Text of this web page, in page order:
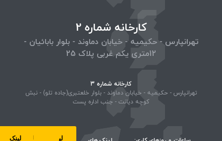
کارخانه شماره 2
تهرانپارس - حکیمیه - خیابان دماوند - بلوار بابائیان -
12متری یکم غربی پلاک 25
کارخانه شماره 3
تهرانپارس - حکیمیه - خیابان دماوند - بلوار خلعتبری(جاده تلو) - نبش
کوچه دیانت - جنب اداره پست
لینک
لینک لینک